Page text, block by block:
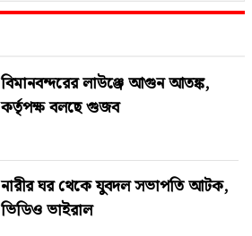
বিমানবন্দরের লাউঞ্জে আগুন আতঙ্ক,
কর্তৃপক্ষ বলছে গুজব
নারীর ঘর থেকে যুবদল সভাপতি আটক,
ভিডিও ভাইরাল